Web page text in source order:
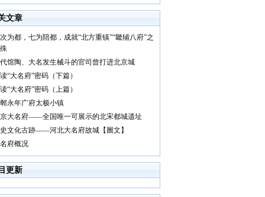
文章
为都，七为陪都，成就“北方重镇”“畿辅八府”之
馆陶、大名发生械斗的官司曾打进北京城
“大名府”密码（下篇）
“大名府”密码（上篇）
永年广府太极小镇
大名府——全国唯一可展示的北宋都城遗址
文化古跡——河北大名府故城【圖文】
府概况
更新